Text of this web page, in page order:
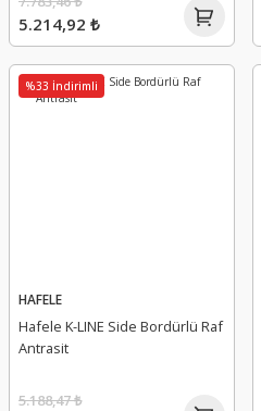
5.214,92 ₺
%33 İndirimli
HAFELE
Hafele K-LINE Side Bordürlü Raf
Antrasit
5.188,47 ₺